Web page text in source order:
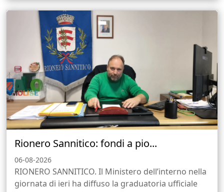
Rionero Sannitico: fondi a pio...
06-08-2026
RIONERO SANNITICO. Il Ministero dell’interno nella
giornata di ieri ha diffuso la graduatoria ufficiale